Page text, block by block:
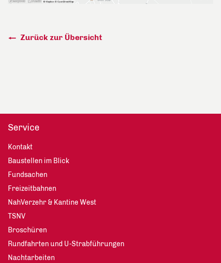
Zurück zur Übersicht
Service
Kontakt
Baustellen im Blick
Fundsachen
Freizeitbahnen
NahVerzehr & Kantine West
TSNV
Broschüren
Rundfahrten und U-Strabführungen
Nachtarbeiten